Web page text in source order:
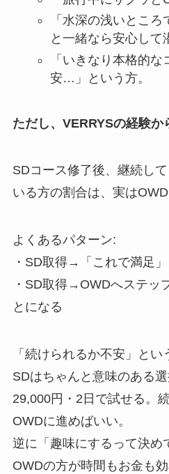
「水深の浅いとこ
と一緒なら安心して
「いきなり本格的
安…」という方。
ただし、VERRYSの経験か
SDコース修了後、継続し
いる方の割合は、実はOWD
よくあるパターン:
・SD取得→「これで満足
・SD取得→OWDへステッ
とになる
「続けられるか不安」とい
SDはちゃんと意味のある選
29,000円・2日で試せる。
OWDに進めばいい。
逆に「趣味にするって決め
OWDの方が時間もお金も効